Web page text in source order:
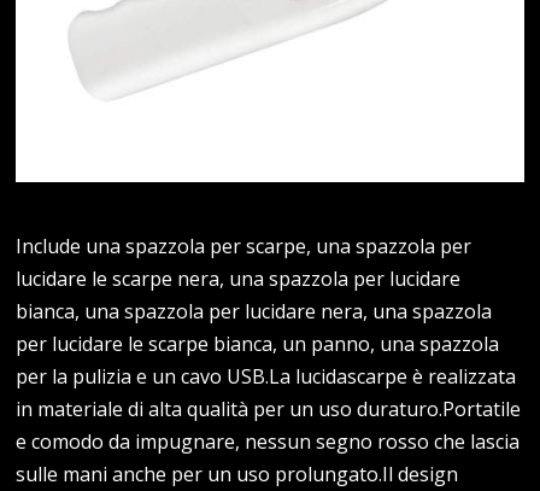
Include una spazzola per scarpe, una spazzola per
lucidare le scarpe nera, una spazzola per lucidare
bianca, una spazzola per lucidare nera, una spazzola
per lucidare le scarpe bianca, un panno, una spazzola
per la pulizia e un cavo USB.La lucidascarpe è realizzata
in materiale di alta qualità per un uso duraturo.Portatile
e comodo da impugnare, nessun segno rosso che lascia
sulle mani anche per un uso prolungato.Il design